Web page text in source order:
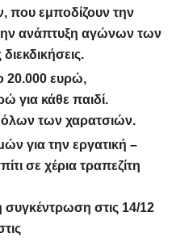
που εμποδίζουν την
ανάπτυξη αγώνων των
20.000 ευρώ,
για κάθε παιδί.
των χαρατσιών.
για την εργατική –
σε χέρια τραπεζίτη
συγκέντρωση στις 14/12